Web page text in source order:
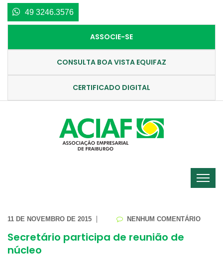
49 3246.3576
ASSOCIE-SE
CONSULTA BOA VISTA EQUIFAZ
CERTIFICADO DIGITAL
11 DE NOVEMBRO DE 2015 NENHUM COMENTÁRIO
Secretário participa de reunião de
núcleo